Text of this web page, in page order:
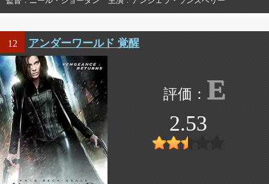
12 アンダーワールド 覚醒
E
2.53